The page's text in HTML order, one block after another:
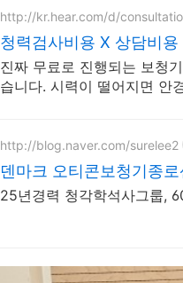
http://kr.hear.com/d/
청력검사비용 X 상담비
진짜 무료로 진행되는 보청
습니다. 시력이 떨어지면 안
http://blog.naver.com/surelee2
덴마크 오티콘보청기종로
25년경력 청각학석사그룹,